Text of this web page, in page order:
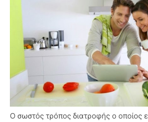
Ο σωστός τρόπος διατροφής ο οποίος